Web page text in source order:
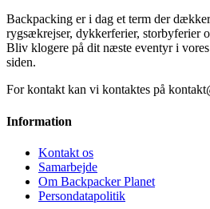
Backpacking er i dag et term der
rygsækrejser, dykkerferier, storbyferier
Bliv klogere på dit næste eventyr i
siden.
For kontakt kan vi kontaktes på
Information
Kontakt os
Samarbejde
Om Backpacker Planet
Persondatapolitik